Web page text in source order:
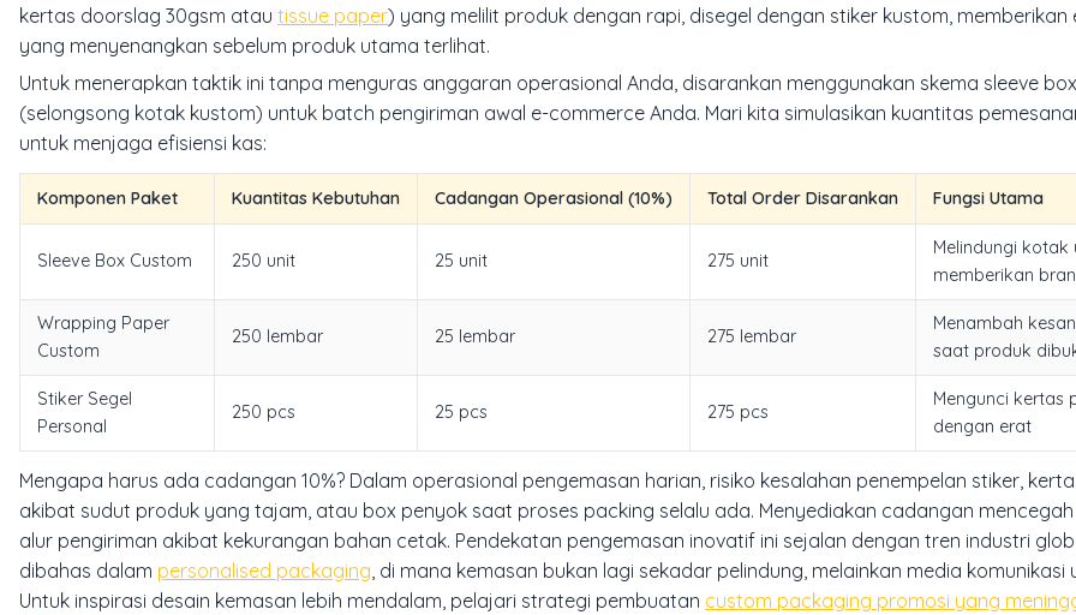
kertas doorslag 30gsm atau tissue paper) yang melilit produk dengan rapi, disegel dengan stiker kustom, memberikan
yang menyenangkan sebelum produk utama terlihat.
Untuk menerapkan taktik ini tanpa menguras anggaran operasional Anda, disarankan menggunakan skema sleeve
(selongsong kotak kustom) untuk batch pengiriman awal e-commerce Anda. Mari kita simulasikan kuantitas
untuk menjaga efisiensi kas:
Komponen Paket Kuantitas Kebutuhan Cadangan Operasional (10%) Total Order Disarankan Fungsi Utama
Sleeve Box Custom 250 unit 25 unit 275 unit
Melindungi kotak
memberikan
Wrapping Paper
Custom
250 lembar 25 lembar 275 lembar
Menambah
saat produk
Stiker Segel
Personal
250 pcs 25 pcs 275 pcs
Mengunci kertas
dengan erat
Mengapa harus ada cadangan 10%? Dalam operasional pengemasan harian, risiko kesalahan penempelan stiker,
akibat sudut produk yang tajam, atau box penyok saat proses packing selalu ada. Menyediakan cadangan
alur pengiriman akibat kekurangan bahan cetak. Pendekatan pengemasan inovatif ini sejalan dengan tren industri
dibahas dalam personalised packaging, di mana kemasan bukan lagi sekadar pelindung, melainkan media komunikasi
Untuk inspirasi desain kemasan lebih mendalam, pelajari strategi pembuatan custom packaging promosi yang